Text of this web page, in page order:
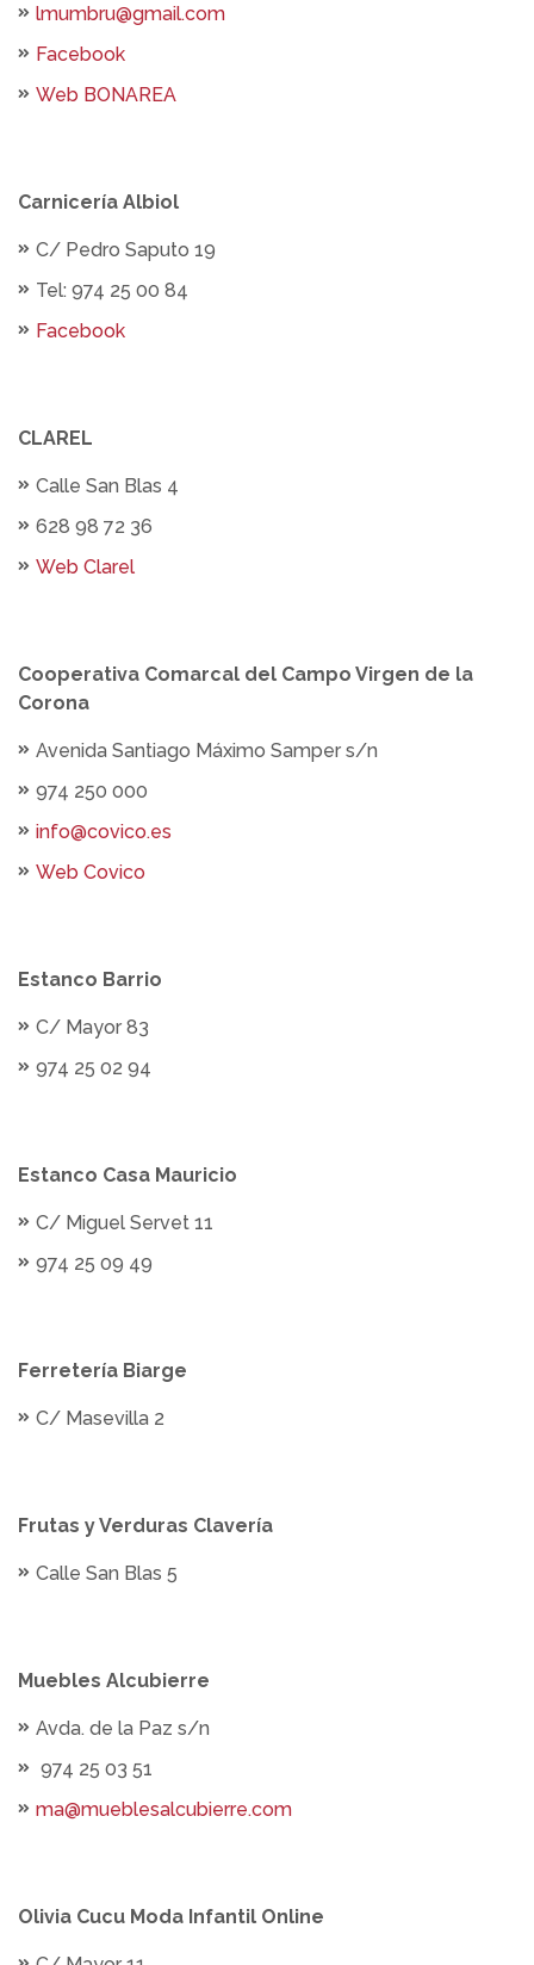
lmumbru@gmail.com
Facebook
Web BONAREA
Carnicería Albiol
C/ Pedro Saputo 19
Tel: 974 25 00 84
Facebook
CLAREL
Calle San Blas 4
628 98 72 36
Web Clarel
Cooperativa Comarcal del Campo Virgen de la
Corona
Avenida Santiago Máximo Samper s/n
974 250 000
info@covico.es
Web Covico
Estanco Barrio
C/ Mayor 83
974 25 02 94
Estanco Casa Mauricio
C/ Miguel Servet 11
974 25 09 49
Ferretería Biarge
C/ Masevilla 2
Frutas y Verduras Clavería
Calle San Blas 5
Muebles Alcubierre
Avda. de la Paz s/n
974 25 03 51
ma@mueblesalcubierre.com
Olivia Cucu Moda Infantil Online